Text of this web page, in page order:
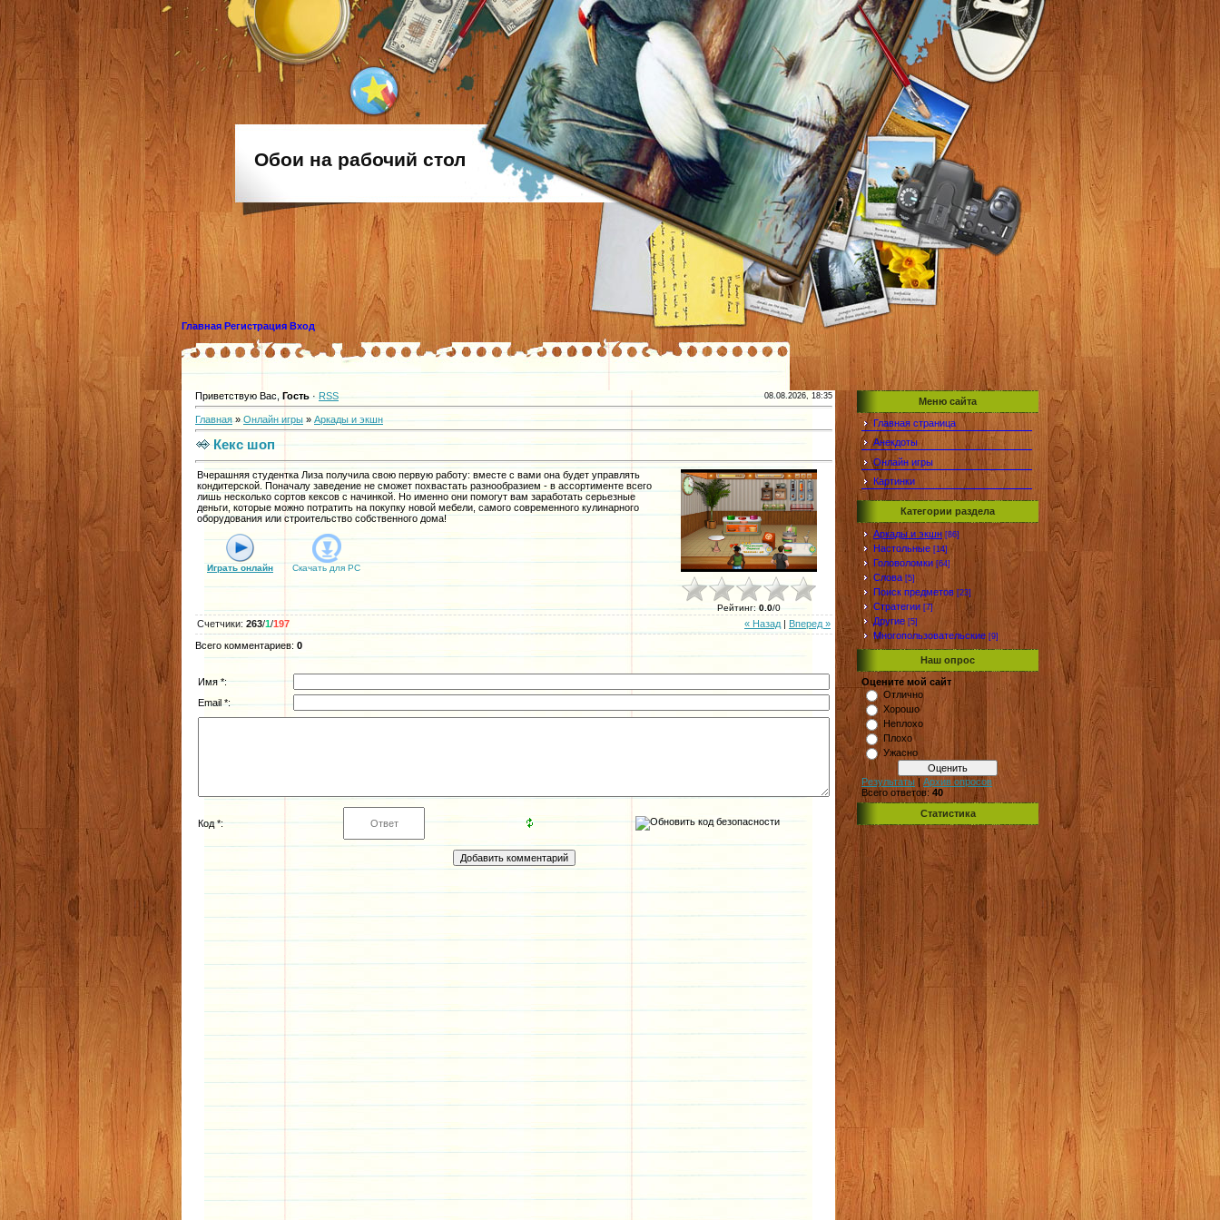
Обои на рабочий стол
Главная Регистрация Вход
Приветствую Вас Гость · RSS 08.08.2026, 18:35
Главная»Онлайн игры » Аркады и экшн
Кекс шоп
Вчерашняя студентка Лиза получила свою первую работу: вместе с вами она будет управлять
кондитерской. Поначалу заведение не сможет похвастать разнообразием - в ассортименте всего
лишь несколько сортов кексов с начинкой. Но именно они помогут вам заработать серьезные
деньги, которые можно потратить на покупку новой мебели, самого современного кулинарного
оборудования или строительство собственного дома!
Играть онлайн Скачать для PC
Рейтинг: 0.0/0
« Назад | Вперед »
Счетчики: 263/1/197
Всего комментариев: 0
Имя *:
Email *:
Код *:
Меню сайта
Главная страница
Анекдоты
Онлайн игры
Картинки
Категории раздела
Аркады и экшн [86]
Настольные [14]
Головоломки [64]
Слова [5]
Поиск предметов [23]
Стратегии [7]
Другие [5]
Многопользовательские [9]
Наш опрос
Оцените мой сайт
Отлично
Хорошо
Неплохо
Плохо
Ужасно
Результаты | Архив опросов
Всего ответов: 40
Статистика